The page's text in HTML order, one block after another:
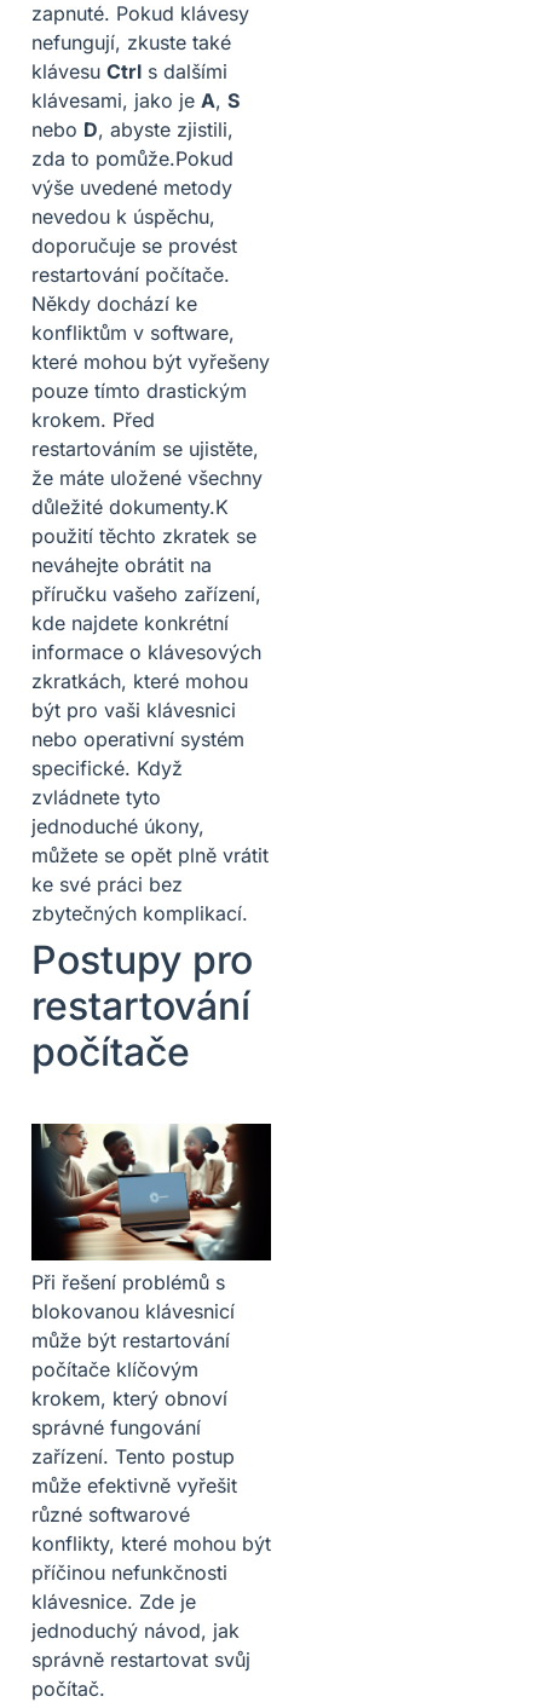
zapnuté. Pokud klávesy
nefungují, zkuste také
klávesu Ctrl s dalšími
klávesami, jako je A, S
nebo D, abyste zjistili,
zda to pomůže.Pokud
výše uvedené metody
nevedou k úspěchu,
doporučuje se provést
restartování počítače.
Někdy dochází ke
konfliktům v software,
které mohou být vyřešeny
pouze tímto drastickým
krokem. Před
restartováním se ujistěte,
že máte uložené všechny
důležité dokumenty.K
použití těchto zkratek se
neváhejte obrátit na
příručku vašeho zařízení,
kde najdete konkrétní
informace o klávesových
zkratkách, které mohou
být pro vaši klávesnici
nebo operativní systém
specifické. Když
zvládnete tyto
jednoduché úkony,
můžete se opět plně vrátit
ke své práci bez
zbytečných komplikací.
Postupy pro
restartování
počítače
Při řešení problémů s
blokovanou klávesnicí
může být restartování
počítače klíčovým
krokem, který obnoví
správné fungování
zařízení. Tento postup
může efektivně vyřešit
různé softwarové
konflikty, které mohou být
příčinou nefunkčnosti
klávesnice. Zde je
jednoduchý návod, jak
správně restartovat svůj
počítač.